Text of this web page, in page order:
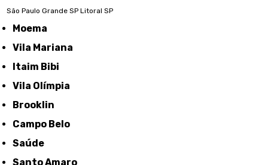
São Paulo Grande SP Litoral SP
Moema
Vila Mariana
Itaim Bibi
Vila Olímpia
Brooklin
Campo Belo
Saúde
Santo Amaro